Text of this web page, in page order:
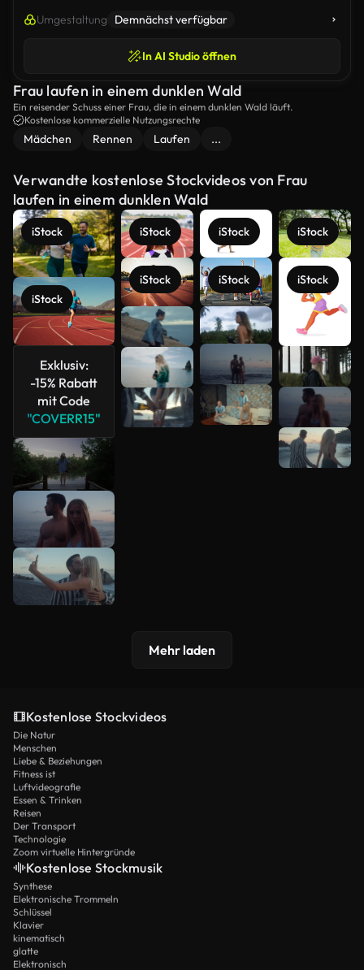
Umgestaltung Demnächst verfügbar
In AI Studio öffnen
Frau laufen in einem dunklen Wald
Ein reisender Schuss einer Frau, die in einem dunklen Wald läuft.
Kostenlose kommerzielle Nutzungsrechte
Mädchen Rennen Laufen ...
Verwandte kostenlose Stockvideos von Frau
laufen in einem dunklen Wald
iStock
iStock
Exklusiv:
-15% Rabatt
mit Code
"COVERR15"
iStock
iStock
iStock
iStock
iStock
iStock
Mehr
anzeigen
Mehr laden
Kostenlose Stockvideos
Die Natur
Menschen
Liebe & Beziehungen
Fitness ist
Luftvideografie
Essen & Trinken
Reisen
Der Transport
Technologie
Zoom virtuelle Hintergründe
Kostenlose Stockmusik
Synthese
Elektronische Trommeln
Schlüssel
Klavier
kinematisch
glatte
Elektronisch